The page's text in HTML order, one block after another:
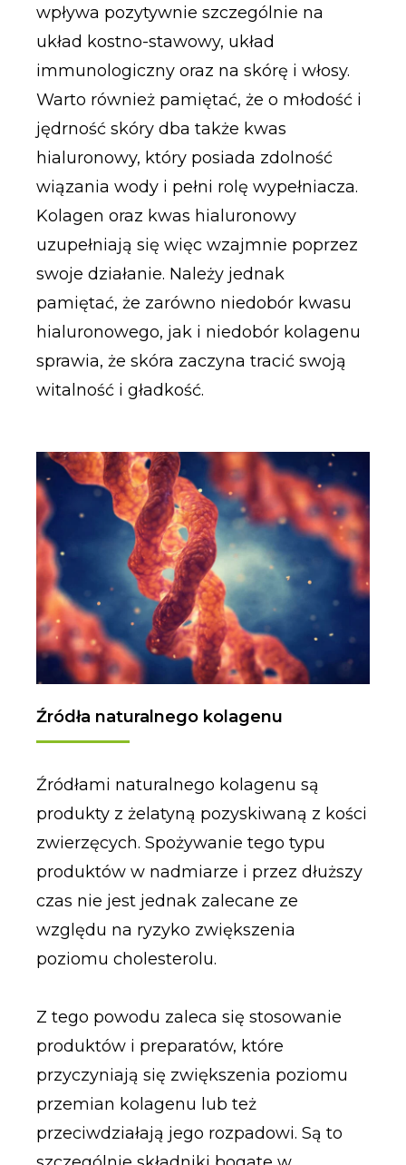
wpływa pozytywnie szczególnie na
układ kostno-stawowy, układ
immunologiczny oraz na skórę i włosy.
Warto również pamiętać, że o młodość i
jędrność skóry dba także kwas
hialuronowy, który posiada zdolność
wiązania wody i pełni rolę wypełniacza.
Kolagen oraz kwas hialuronowy
uzupełniają się więc wzajmnie poprzez
swoje działanie. Należy jednak
pamiętać, że zarówno niedobór kwasu
hialuronowego, jak i niedobór kolagenu
sprawia, że skóra zaczyna tracić swoją
witalność i gładkość.
Źródła naturalnego kolagenu
Źródłami naturalnego kolagenu są
produkty z żelatyną pozyskiwaną z kości
zwierzęcych. Spożywanie tego typu
produktów w nadmiarze i przez dłuższy
czas nie jest jednak zalecane ze
względu na ryzyko zwiększenia
poziomu cholesterolu.
Z tego powodu zaleca się stosowanie
produktów i preparatów, które
przyczyniają się zwiększenia poziomu
przemian kolagenu lub też
przeciwdziałają jego rozpadowi. Są to